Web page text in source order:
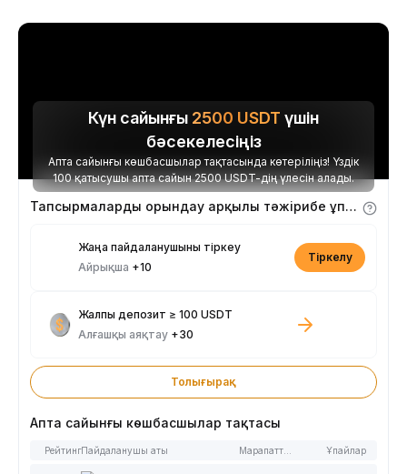
Күн сайынғы 2500 USDT үшін
бәсекелесіңіз
Апта сайынғы көшбасшылар тақтасында көтеріліңіз! Үздік
100 қатысушы апта сайын 2500 USDT-дің үлесін алады.
Тапсырмаларды орындау арқылы тәжірибе ұпайларын алыңыз
Жаңа пайдаланушыны тіркеу
Айрықша +10
Тіркелу
Жалпы депозит ≥ 100 USDT
Алғашқы аяқтау +30
Толығырақ
Апта сайынғы көшбасшылар тақтасы
РейтингПайдаланушы аты Ұпайлар